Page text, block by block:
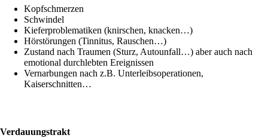
Kopf­schmer­zen
Schwin­del
Kie­fer­pro­ble­ma­ti­ken (knir­schen, knacken…)
Hör­stö­run­gen (Tin­ni­tus, Rauschen…)
Zustand nach Trau­men (Sturz, Auto­un­fall…) aber auch nach
emo­tio­nal durch­leb­ten Ereignissen
Ver­nar­bun­gen nach z.B. Unter­leibs­ope­ra­tio­nen,
Kaiserschnitten…
Ver­dau­ungs­trakt